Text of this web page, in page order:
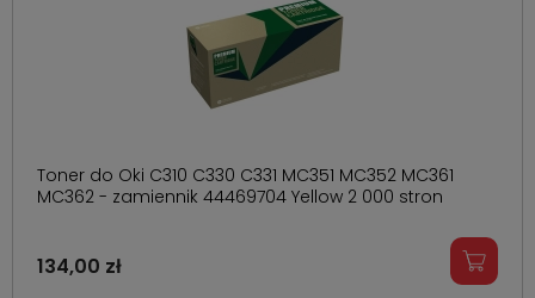
Toner do Oki C310 C330 C331 MC351 MC352 MC361
MC362 - zamiennik 44469704 Yellow 2 000 stron
134,00 zł